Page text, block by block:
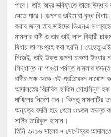
পারে। তাই অদূর ভবিষ্যতে তাকে উদ্ধার
যেতে পারে। কল্পনার ভাইয়েরা বৃদ্ধ
করার জন্য তার ভাইদের ডিএনএ
মামলার বাদী ও তার ভাই লাল বিহারী
বিধায় তা সংগ্রহ করা হয়নি। যেহেতু এই
নিজেই, তাই উক্ত কল্পনা চাকমা উদ্ধার
সিদ্ধান্ত না পাওয়া পর্যন্ত মামলার
বাদীর পক্ষ থেকে এই প্রতিবেদন নাখোশ
আদালতের বিচারিক হাকিম মোহসিনুল
দাখিলের নির্দেশ দেন। কিন্তু
অন্যত্র বদলি হয়ে গেলে ৩৯তম তদন্ত
সাঈদ তারিকুল হাসান।
তিনি ২০১৬ সালের ৭ সেপ্টেম্বর